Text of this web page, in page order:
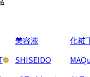
美容液
SHISEIDO
化粧